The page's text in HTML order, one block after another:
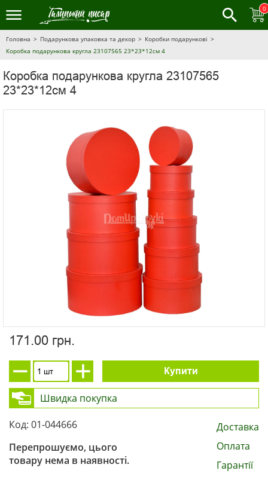
0
Головна Подарункова упаковка та декор
Коробки подарункові
Коробка подарункова кругла 23107565 23*23*12см 4
Коробка подарункова кругла 23107565
23*23*12см 4
171.00 грн.
Купити
Швидка покупка
Код: 01-044666
Перепрошуємо, цього
товару нема в наявності.
Доставка
Оплата
Гарантії